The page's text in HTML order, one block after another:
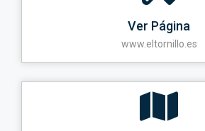
Ver Página
www.eltornillo.es